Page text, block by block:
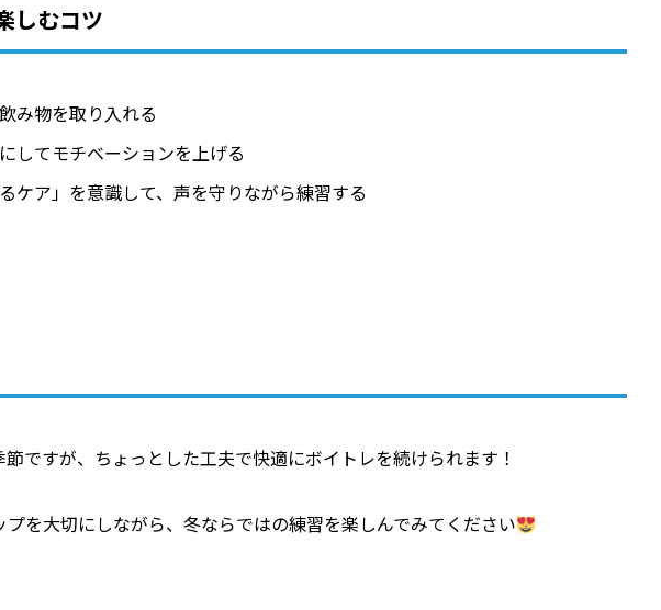
しむコツ
み物を取り入れる
してモチベーションを上げる
ケア」を意識して、声を守りながら練習する
ですが、ちょっとした工夫で快適にボイトレを続けられます！
を大切にしながら、冬ならではの練習を楽しんでみてください